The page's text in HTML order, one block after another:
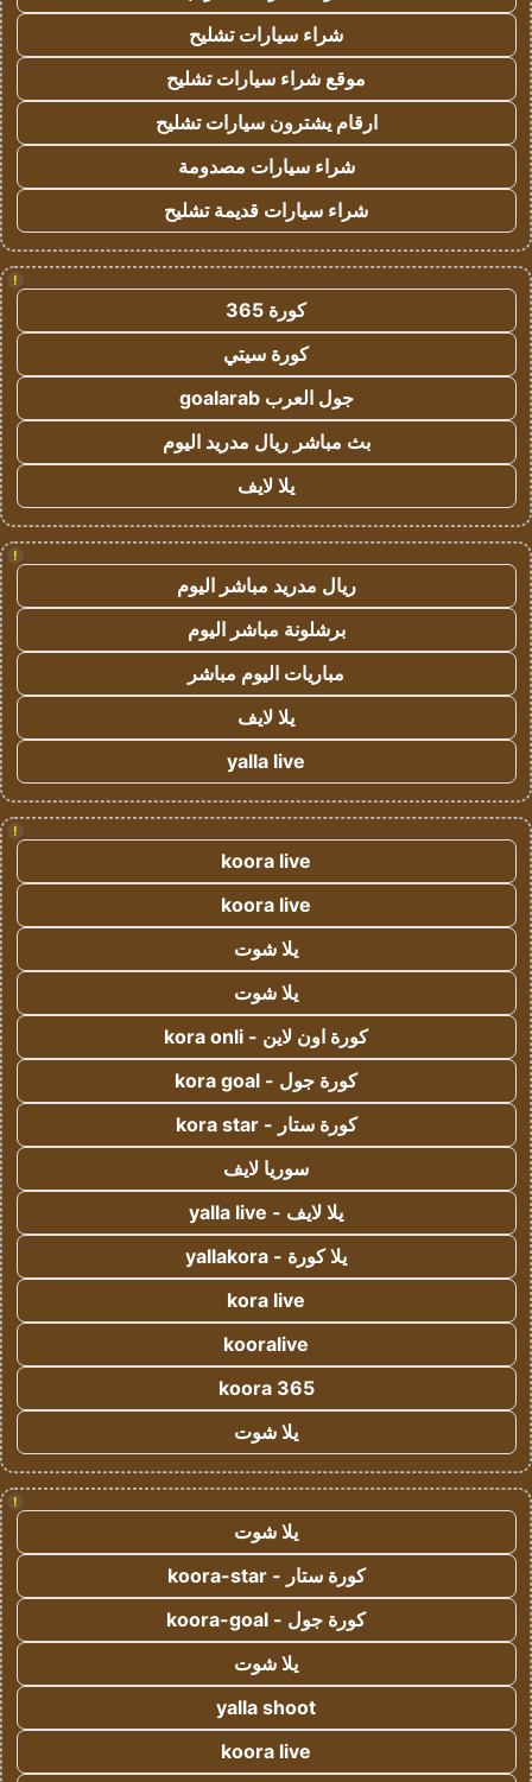
شراء سيارات تشليح
موقع شراء سيارات تشليح
ارقام يشترون سيارات تشليح
شراء سيارات مصدومة
شراء سيارات قديمة تشليح
!
كورة 365
كورة سيتي
جول العرب goalarab
بث مباشر ريال مدريد اليوم
يلا لايف
!
ريال مدريد مباشر اليوم
برشلونة مباشر اليوم
مباريات اليوم مباشر
يلا لايف
yalla live
!
koora live
koora live
يلا شوت
يلا شوت
كورة اون لاين - kora onli
كورة جول - kora goal
كورة ستار - kora star
سوريا لايف
يلا لايف - yalla live
يلا كورة - yallakora
kora live
kooralive
koora 365
يلا شوت
!
يلا شوت
كورة ستار - koora-star
كورة جول - koora-goal
يلا شوت
yalla shoot
koora live